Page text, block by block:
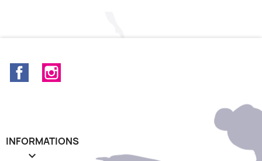
Facebook
INFORMATIONS
